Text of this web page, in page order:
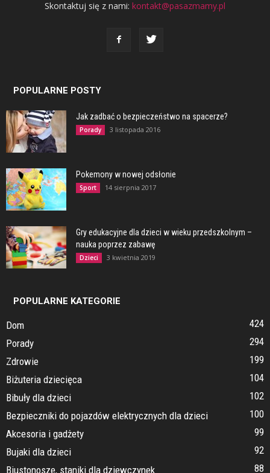
Skontaktuj się z nami: kontakt@pasazmamy.pl
POPULARNE POSTY
Jak zadbać o bezpieczeństwo na spacerze?
Porady 3 listopada 2016
Pokemony w nowej odsłonie
Sport 14 sierpnia 2017
Gry edukacyjne dla dzieci w wieku przedszkolnym –
nauka poprzez zabawę
Dzieci 3 kwietnia 2019
POPULARNE KATEGORIE
Dom
424
Porady
294
Zdrowie
199
Biżuteria dziecięca
104
Bibuły dla dzieci
102
Bezpieczniki do pojazdów elektrycznych dla dzieci
100
Akcesoria i gadżety
99
Bujaki dla dzieci
92
Biustonosze, staniki dla dziewczynek
88